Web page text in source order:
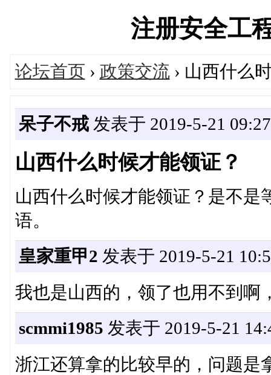
注册安全工
论坛首页 › 政策交流› 山西什么
呆子不戒发表于 2019-5-21 09:27
山西什么时候才能领证？
山西什么时候才能领证？是不是
语。
皇家重甲2 发表于 2019-5-21
我也是山西的，领了也用不到啊
scmmi1985 发表于 2019-5-21
浙江还算拿的比较早的，问题是